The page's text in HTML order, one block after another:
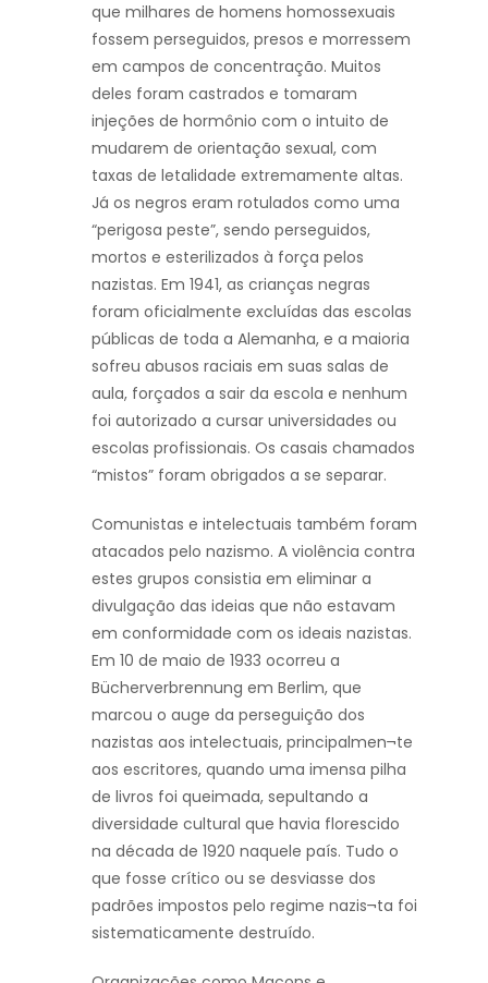
que milhares de homens homossexuais
fossem perseguidos, presos e morressem
em campos de concentração. Muitos
deles foram castrados e tomaram
injeções de hormônio com o intuito de
mudarem de orientação sexual, com
taxas de letalidade extremamente altas.
Já os negros eram rotulados como uma
“perigosa peste”, sendo perseguidos,
mortos e esterilizados à força pelos
nazistas. Em 1941, as crianças negras
foram oficialmente excluídas das escolas
públicas de toda a Alemanha, e a maioria
sofreu abusos raciais em suas salas de
aula, forçados a sair da escola e nenhum
foi autorizado a cursar universidades ou
escolas profissionais. Os casais chamados
“mistos” foram obrigados a se separar.
Comunistas e intelectuais também foram
atacados pelo nazismo. A violência contra
estes grupos consistia em eliminar a
divulgação das ideias que não estavam
em conformidade com os ideais nazistas.
Em 10 de maio de 1933 ocorreu a
Bücherverbrennung em Berlim, que
marcou o auge da perseguição dos
nazistas aos intelectuais, principalmen¬te
aos escritores, quando uma imensa pilha
de livros foi queimada, sepultando a
diversidade cultural que havia florescido
na década de 1920 naquele país. Tudo o
que fosse crítico ou se desviasse dos
padrões impostos pelo regime nazis¬ta foi
sistematicamente destruído.